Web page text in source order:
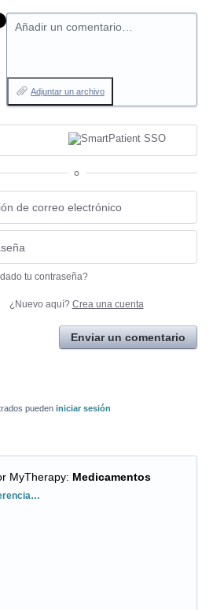
Añadir un comentario…
Adjuntar un archivo
o
tu contraseña?
¿Nuevo aquí? Crea una cuenta
Enviar un comentario
pueden iniciar sesión
MyTherapy: Medicamentos